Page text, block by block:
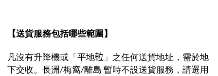
【送貨服務包括哪些範圍】
凡沒有升降機或「平地𨋢」之任何送貨地址，需於地
下交收。長洲/梅窩/離島 暫時不設送貨服務，請選用